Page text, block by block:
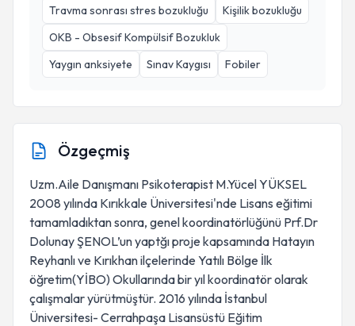
Travma sonrası stres bozukluğu
Kişilik bozukluğu
OKB - Obsesif Kompülsif Bozukluk
Yaygın anksiyete
Sınav Kaygısı Fobiler
Özgeçmiş
Uzm.Aile Danışmanı Psikoterapist M.Yücel YÜKSEL
2008 yılında Kırıkkale Üniversitesi'nde Lisans eğitimi
tamamladıktan sonra, genel koordinatörlüğünü Prf.Dr
Dolunay ŞENOL’un yaptğı proje kapsamında Hatayın
Reyhanlı ve Kırıkhan ilçelerinde Yatılı Bölge İlk
öğretim(YİBO) Okullarında bir yıl koordinatör olarak
çalışmalar yürütmüştür. 2016 yılında İstanbul
Üniversitesi- Cerrahpaşa Lisansüstü Eğitim